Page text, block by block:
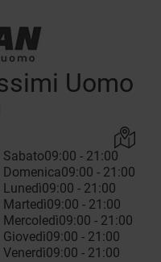
Uomo
Sabato09:00 - 21:00
Domenica09:00 - 21:00
Lunedì09:00 - 21:00
Martedì09:00 - 21:00
Mercoledì09:00 - 21:00
Giovedì09:00 - 21:00
Venerdì09:00 - 21:00